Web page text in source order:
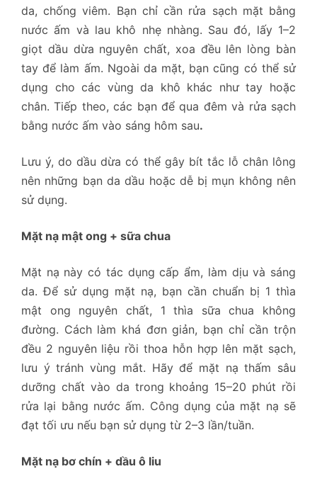
da, chống viêm. Bạn chỉ cần rửa sạch mặt bằng
nước ấm và lau khô nhẹ nhàng. Sau đó, lấy 1–2
giọt dầu dừa nguyên chất, xoa đều lên lòng bàn
tay để làm ấm. Ngoài da mặt, bạn cũng có thể sử
dụng cho các vùng da khô khác như tay hoặc
chân. Tiếp theo, các bạn để qua đêm và rửa sạch
bằng nước ấm vào sáng hôm sau.
Lưu ý, do dầu dừa có thể gây bít tắc lỗ chân lông
nên những bạn da dầu hoặc dễ bị mụn không nên
sử dụng.
Mặt nạ mật ong + sữa chua
Mặt nạ này có tác dụng cấp ẩm, làm dịu và sáng
da. Để sử dụng mặt nạ, bạn cần chuẩn bị 1 thìa
mật ong nguyên chất, 1 thìa sữa chua không
đường. Cách làm khá đơn giản, bạn chỉ cần trộn
đều 2 nguyên liệu rồi thoa hỗn hợp lên mặt sạch,
lưu ý tránh vùng mắt. Hãy để mặt nạ thấm sâu
dưỡng chất vào da trong khoảng 15–20 phút rồi
rửa lại bằng nước ấm. Công dụng của mặt nạ sẽ
đạt tối ưu nếu bạn sử dụng từ 2–3 lần/tuần.
Mặt nạ bơ chín + dầu ô liu